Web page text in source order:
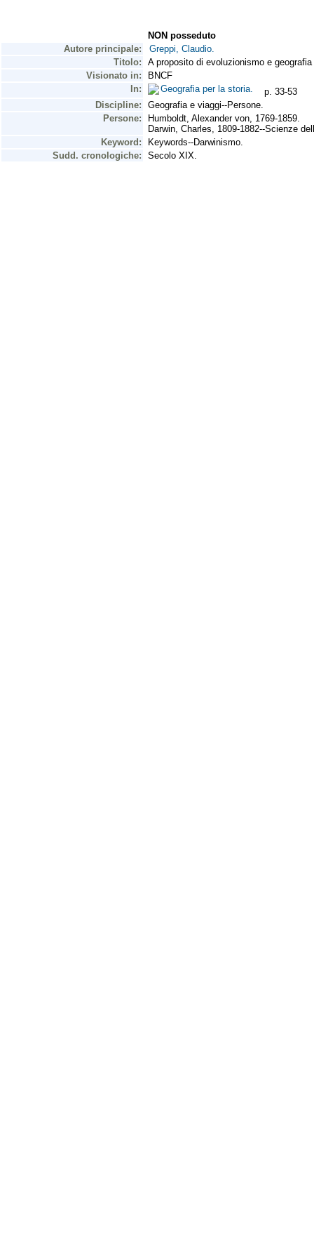
NON posseduto
Autore principale:
Greppi, Claudio.
Titolo:
A proposito di evoluzionismo e
Visionato in:
BNCF
In:
Geografia per la storia.
p. 33-53
Discipline:
Geografia e viaggi--Persone.
Persone:
Humboldt, Alexander von, 1769-1859.
Darwin, Charles, 1809-1882--Scienze
Keyword:
Keywords--Darwinismo.
Sudd. cronologiche:
Secolo XIX.